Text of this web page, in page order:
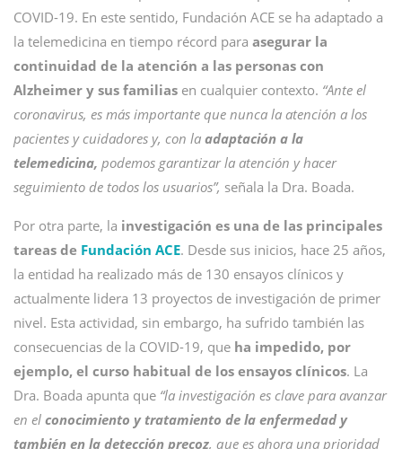
COVID-19. En este sentido, Fundación ACE se ha adaptado a
la telemedicina en tiempo récord para asegurar la
continuidad de la atención a las personas con
Alzheimer y sus familias en cualquier contexto. “Ante el
coronavirus, es más importante que nunca la atención a los
pacientes y cuidadores y, con la adaptación a la
telemedicina, podemos garantizar la atención y hacer
seguimiento de todos los usuarios”, señala la Dra. Boada.
Por otra parte, la investigación es una de las principales
tareas de Fundación ACE. Desde sus inicios, hace 25 años,
la entidad ha realizado más de 130 ensayos clínicos y
actualmente lidera 13 proyectos de investigación de primer
nivel. Esta actividad, sin embargo, ha sufrido también las
consecuencias de la COVID-19, que ha impedido, por
ejemplo, el curso habitual de los ensayos clínicos. La
Dra. Boada apunta que “la investigación es clave para avanzar
en el conocimiento y tratamiento de la enfermedad y
también en la detección precoz, que es ahora una prioridad